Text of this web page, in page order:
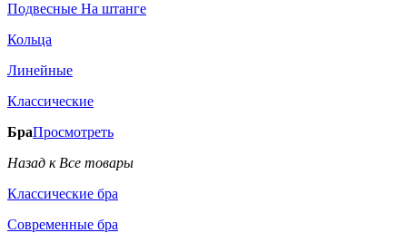
Подвесные На штанге
Кольца
Линейные
Классические
БраПросмотреть
Назад к Все товары
Классические бра
Современные бра